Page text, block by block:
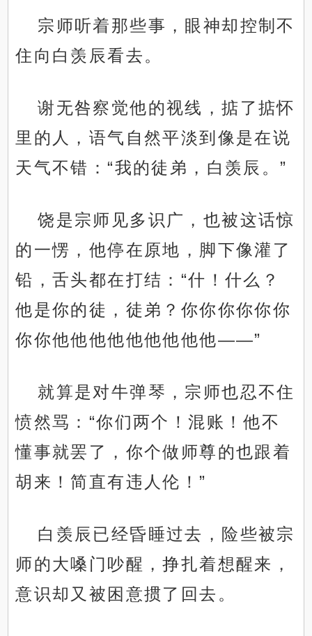
宗师听着那些事，眼神却控制不
住向白羡辰看去。
谢无咎察觉他的视线，掂了掂怀
里的人，语气自然平淡到像是在说
天气不错：“我的徒弟，白羡辰。”
饶是宗师见多识广，也被这话惊
的一愣，他停在原地，脚下像灌了
铅，舌头都在打结：“什！什么？
他是你的徒，徒弟？你你你你你你
你你他他他他他他他他他——”
就算是对牛弹琴，宗师也忍不住
愤然骂：“你们两个！混账！他不
懂事就罢了，你个做师尊的也跟着
胡来！简直有违人伦！”
白羡辰已经昏睡过去，险些被宗
师的大嗓门吵醒，挣扎着想醒来，
意识却又被困意掼了回去。